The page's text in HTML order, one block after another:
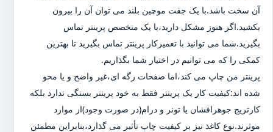
آن سخت باشد.با یک جفت موچین بلند می توان آن را بیرون
بکشید.اگر هنوز مشکل دارید،با یک متخصص پرینتر تماس
بگیرید.شما می توانید با تعمیرکار پرینتر تماس بگیرید تا بهترین
کمکی را که می توانیم در اختیار شما بگذاریم.
پرینتر من چاپ می کند،اما صفحات رگه ای،غیر واضح و یا محو
شده اند:کیفیت کار یک پرینتر فقط به خود پرینتر بستگی ندارد بلکه
کارتریج جوهرافشان یا تونر و درام(در صورت وجود)از موارد
موثرند.نوع کاغذ نیز بر کیفیت چاپ تأثیر می گذارد،بنابراین مطمئن